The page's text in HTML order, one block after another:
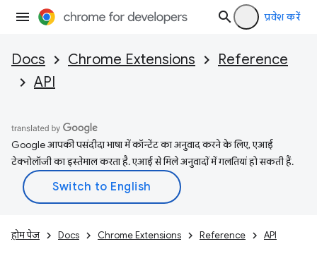
प्रवेश करें
Docs Chrome Extensions
Reference
API
Google आपकी पसंदीदा भाषा में कॉन्टेंट का अनुवाद करने के लिए, एआई
टेक्नोलॉजी का इस्तेमाल करता है. एआई से मिले अनुवादों में गलतियां हो सकती हैं.
होम पेज Docs Chrome Extensions Reference API